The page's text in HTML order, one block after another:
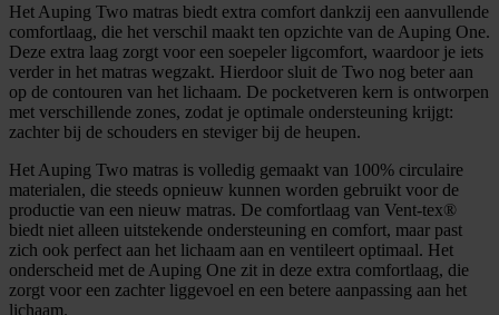
Het Auping Two matras biedt extra comfort dankzij een aanvullende
comfortlaag, die het verschil maakt ten opzichte van de Auping One.
Deze extra laag zorgt voor een soepeler ligcomfort, waardoor je iets
verder in het matras wegzakt. Hierdoor sluit de Two nog beter aan
op de contouren van het lichaam. De pocketveren kern is ontworpen
met verschillende zones, zodat je optimale ondersteuning krijgt:
zachter bij de schouders en steviger bij de heupen.
Het Auping Two matras is volledig gemaakt van 100% circulaire
materialen, die steeds opnieuw kunnen worden gebruikt voor de
productie van een nieuw matras. De comfortlaag van Vent-tex®
biedt niet alleen uitstekende ondersteuning en comfort, maar past
zich ook perfect aan het lichaam aan en ventileert optimaal. Het
onderscheid met de Auping One zit in deze extra comfortlaag, die
zorgt voor een zachter liggevoel en een betere aanpassing aan het
lichaam.